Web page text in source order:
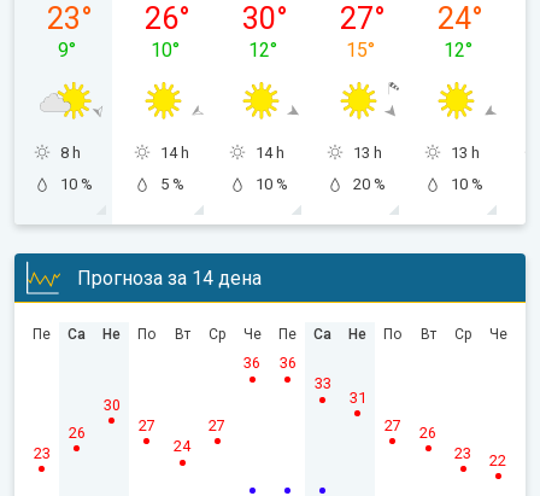
23°
9°
8 h
10 %
26°
10°
14 h
5 %
30°
12°
14 h
10 %
27°
15°
13 h
20 %
24°
12°
13 h
10 %
Прогноза за 14 дена
Пе
23
Са
26
Не
30
По
27
Вт
24
Ср
27
Че
36
Пе
36
Са
33
Не
31
По
27
Вт
26
Ср
23
Че
22